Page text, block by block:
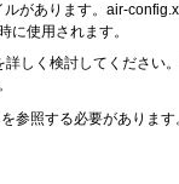
があります。air-
使用されます。
しく検討してください
照する必要がありま